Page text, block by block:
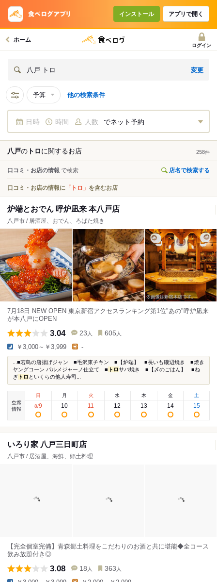
インストール アプリで開く
ホーム
ログイン
八戸 トロ 変更
予算 他の検索条件
日時 時間 人数 でネット予約
八戸の トロに関するお店 258件
口コミ・お店の情報 で検索 店名で検索する
口コミ・お店の情報に 「トロ」 を含むお店
炉端とおでん 呼炉凪来 本八戸店
八戸市 / 居酒屋、おでん、ろばた焼き
7月18日 NEW OPEN 東京新宿アクセスランキング第1位"あの"呼炉凪来
が本八戸にOPEN
3.04 23 人 605 人
￥3,000～￥3,999 -
...■若鳥の唐揚げジャン ■毛沢東チキン ■【炉端】 ■長いも磯辺焼き ■焼き
ヤングコーン パルメジャーノ仕立て ■ トロサバ焼き ■【〆のごはん】 ■ね
ぎ トロ といくらの他人寿司...
空席
情報
日
8/9
月
10
火
11
水
12
木
13
金
14
土
15
いろり家 八戸三日町店
八戸市 / 居酒屋、海鮮、郷土料理
【完全個室完備】青森郷土料理をこだわりのお酒と共に堪能◆全コース
飲み放題付き◎
3.08 18 人 363 人